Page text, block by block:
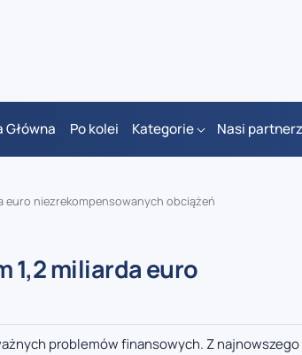
Główna Po kolei Kategorie Nasi
euro niezrekompensowanych obciążeń
1,2 miliarda euro
problemów finansowych. Z